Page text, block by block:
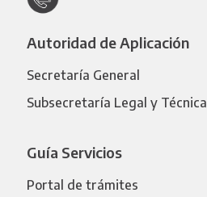
Autoridad de Aplicación
Secretaría General
Subsecretaría Legal y Técnica
Guía Servicios
Portal de trámites